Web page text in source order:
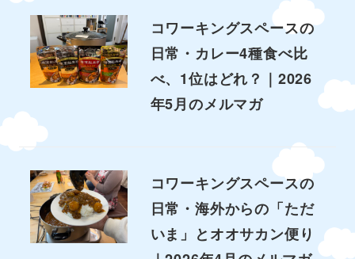
コワーキングスペースの
日常・カレー4種食べ比
べ、1位はどれ？｜2026
年5月のメルマガ
コワーキングスペースの
日常・海外からの「ただ
いま」とオオサカン便り